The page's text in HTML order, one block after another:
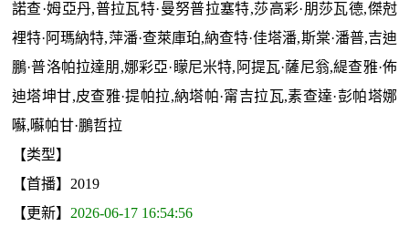
諾查·姆亞丹,普拉瓦特·曼努普拉塞特,莎高彩·朋莎瓦德,傑尅
裡特·阿瑪納特,萍潘·查萊庫珀,納查特·佳塔潘,斯棠·潘普,吉迪
鵬·普洛帕拉達朋,娜彩亞·矇尼米特,阿提瓦·薩尼翁,緹查雅·佈
迪塔坤甘,皮查雅·提帕拉,納塔帕·甯吉拉瓦,素查達·彭帕塔娜
囌,囌帕甘·鵬哲拉
【类型】
【首播】2019
【更新】 2026-06-17 16:54:56